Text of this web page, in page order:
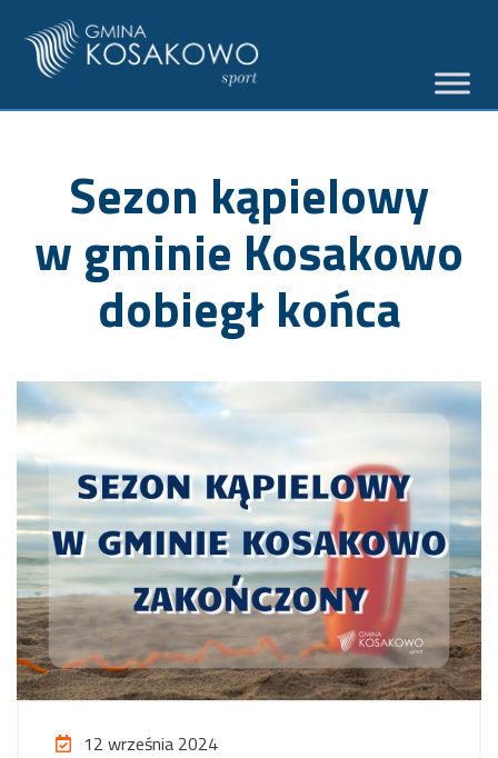
Sezon kąpielowy
w gminie Kosakowo
dobiegł końca
12 września 2024